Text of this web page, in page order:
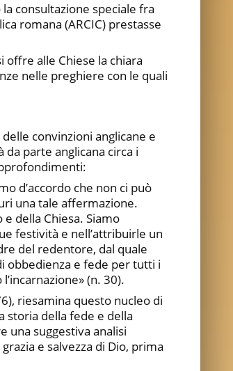
consultazione speciale fra
romana (ARCIC) prestasse
offre alle Chiese la chiara
nelle preghiere con le quali
convinzioni anglicane e
parte anglicana circa i
d’accordo che non ci può
una tale affermazione.
della Chiesa. Siamo
festività e nell’attribuirle un
del redentore, dal quale
obbedienza e fede per tutti i
(n. 30).
riesamina questo nucleo di
storia della fede e della
una suggestiva analisi
e salvezza di Dio, prima